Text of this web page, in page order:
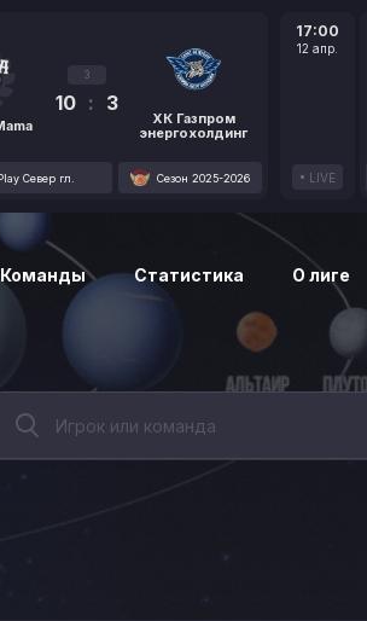
3
10 : 3
ХК Газпром
энергохолдинг
Север гл. Сезон 2025-2026
17:00
12 апр.
LIVE
Команды Статистика О лиге